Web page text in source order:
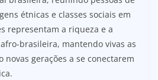
étnicas e classes sociais em
representam a riqueza e a
brasileira, mantendo vivas as
gerações a se conectarem